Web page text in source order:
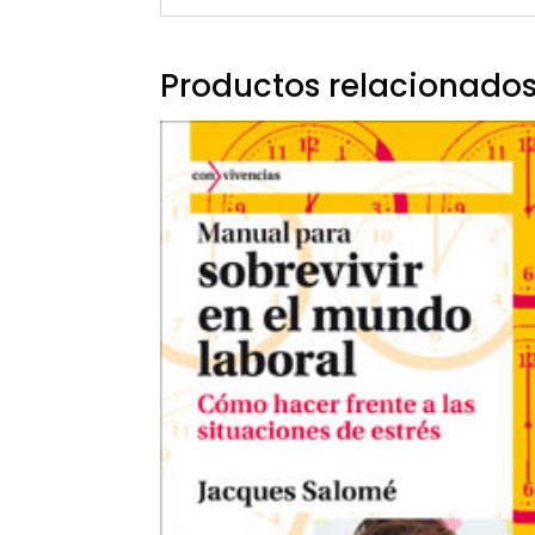
Productos